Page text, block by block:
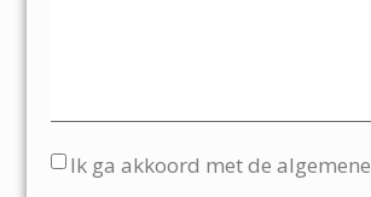
Ik ga akkoord met de algemene